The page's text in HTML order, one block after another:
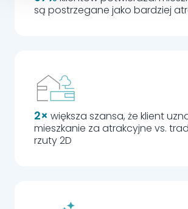
są postrzegane jako bardziej
2× większa szansa, że klient
mieszkanie za atrakcyjne vs.
rzuty 2D